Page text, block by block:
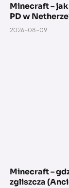
Minecraft –
PD w
2026-08-09
Minecraft –
zgliszcza